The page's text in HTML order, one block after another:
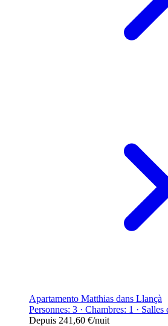
Apartamento Matthias dans Llançà
Personnes: 3 · Chambres: 1 · Salles
Depuis 241,60 €/nuit